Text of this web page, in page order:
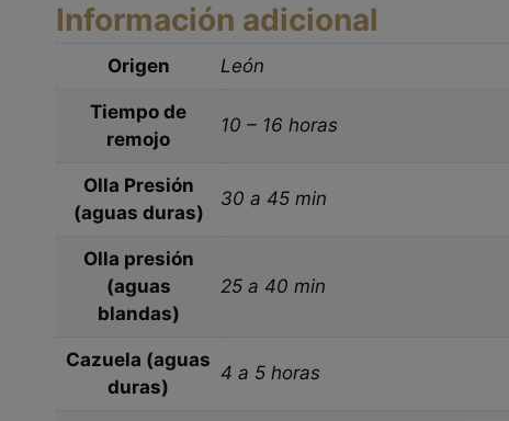
Información adicional
Origen León
Tiempo de
remojo
10 – 16 horas
Olla Presión
(aguas duras)
30 a 45 min
Olla presión
(aguas
blandas)
25 a 40 min
Cazuela (aguas
duras)
4 a 5 horas